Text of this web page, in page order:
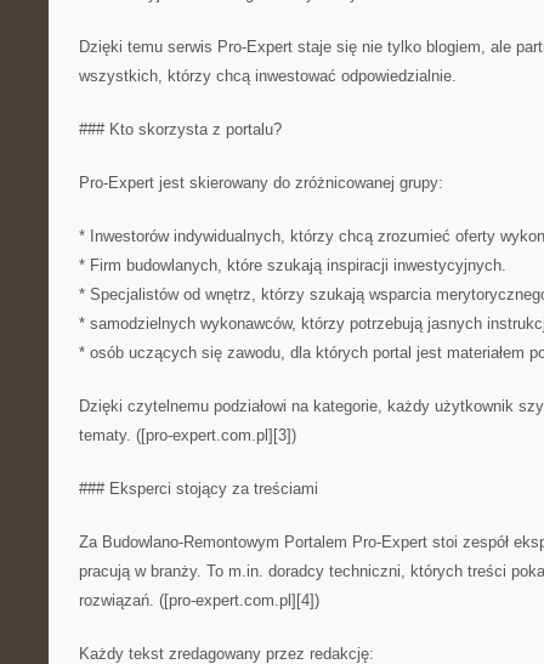
Dzięki temu serwis Pro-Expert staje się nie tylko blogiem, ale
wszystkich, którzy chcą inwestować odpowiedzialnie.
### Kto skorzysta z portalu?
Pro-Expert jest skierowany do zróżnicowanej grupy:
* Inwestorów indywidualnych, którzy chcą zrozumieć oferty
* Firm budowlanych, które szukają inspiracji inwestycyjnych.
* Specjalistów od wnętrz, którzy szukają wsparcia
* samodzielnych wykonawców, którzy potrzebują jasnych
* osób uczących się zawodu, dla których portal jest materiałem
Dzięki czytelnemu podziałowi na kategorie, każdy użytkownik
tematy. ([pro-expert.com.pl][3])
### Eksperci stojący za treściami
Za Budowlano-Remontowym Portalem Pro-Expert stoi zespół
pracują w branży. To m.in. doradcy techniczni, których treści
rozwiązań. ([pro-expert.com.pl][4])
Każdy tekst zredagowany przez redakcję: